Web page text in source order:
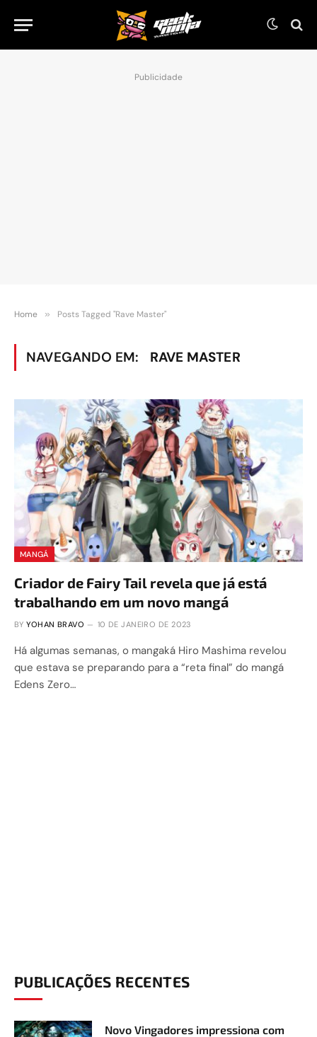
Publicidade
Home » Posts Tagged "Rave Master"
NAVEGANDO EM: RAVE MASTER
MANGÁ
Criador de Fairy Tail revela que já está
trabalhando em um novo mangá
BY YOHAN BRAVO 10 DE JANEIRO DE 2023
Há algumas semanas, o mangaká Hiro Mashima revelou
que estava se preparando para a “reta final” do mangá
Edens Zero…
PUBLICAÇÕES RECENTES
Novo Vingadores impressiona com